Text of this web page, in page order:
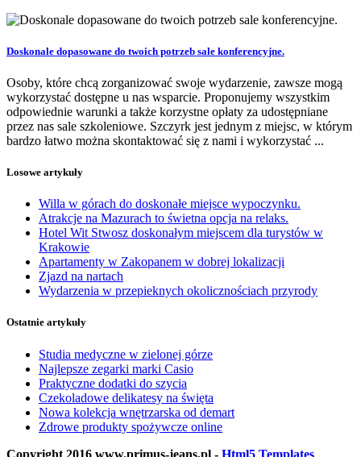
Doskonale dopasowane do twoich potrzeb sale konferencyjne.
Osoby, które chcą zorganizować swoje wydarzenie, zawsze mogą
wykorzystać dostępne u nas wsparcie. Proponujemy wszystkim
odpowiednie warunki a także korzystne opłaty za udostępniane
przez nas sale szkoleniowe. Szczyrk jest jednym z miejsc, w którym
bardzo łatwo można skontaktować się z nami i wykorzystać ...
Losowe artykuły
Willa w górach do doskonałe miejsce wypoczynku.
Atrakcje na Mazurach to świetna opcja na relaks.
Hotel Wit Stwosz doskonałym miejscem dla turystów w
Krakowie
Apartamenty w Zakopanem w dobrej lokalizacji
Zjazd na nartach
Wydarzenia w przepieknych okolicznościach przyrody
Ostatnie artykuły
Studia medyczne w zielonej górze
Najlepsze zegarki marki Casio
Praktyczne dodatki do szycia
Czekoladowe delikatesy na święta
Nowa kolekcja wnętrzarska od demart
Zdrowe produkty spożywcze online
Copyright 2016 www.primus-jeans.pl - Html5 Templates